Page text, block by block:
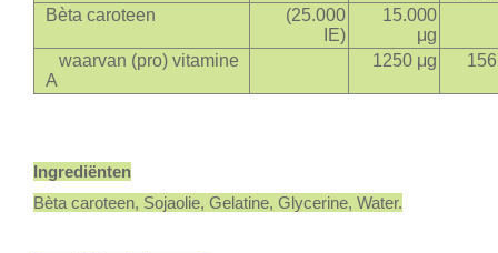
Bèta caroteen
(25.000
IE)
15.000
μg
waarvan (pro) vitamine
A
1250 μg 156
Ingrediënten
Bèta caroteen, Sojaolie, Gelatine, Glycerine, Water.